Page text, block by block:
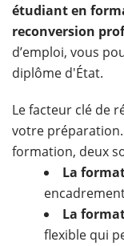
étudiant en
reconversion
d’emploi, vous
diplôme d'État.
Le facteur clé de
votre
formation, deux
La
La
flexible qui